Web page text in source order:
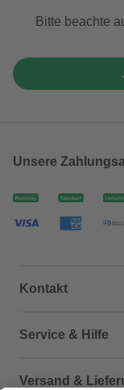
Bitte beachte
Unsere
Kontakt
Dein Kontakt zu
Service & Hilfe
Häufige Fragen
Versand &